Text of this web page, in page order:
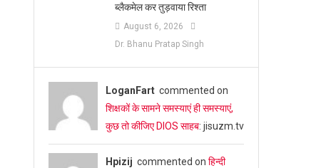
ब्लैकमेल कर तुड़वाया रिश्ता
August 6, 2026
Dr. Bhanu Pratap Singh
LoganFartcommented on
शिक्षकों के सामने समस्याएं ही समस्याएं,
कुछ तो कीजिए DIOS साहब: jisuzm.tv
Hpizij commented on हिन्दी